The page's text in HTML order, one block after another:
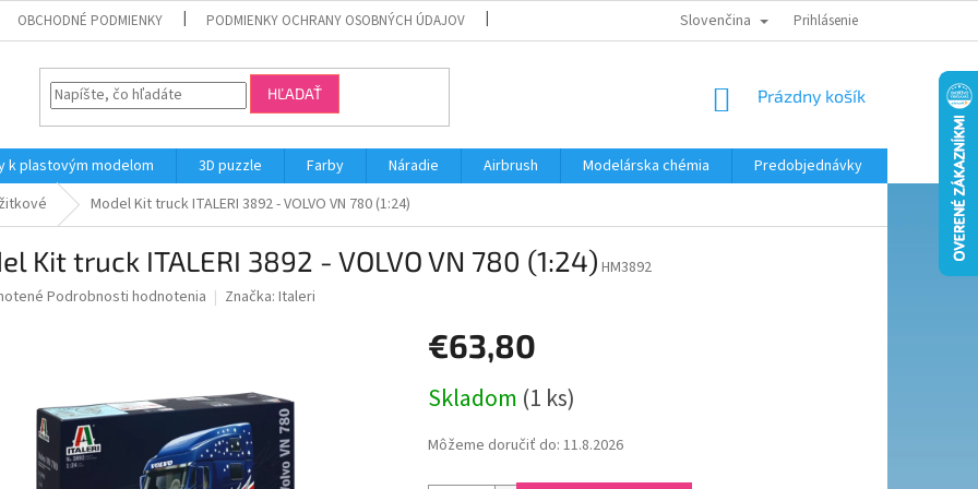
OBCHODNÉ PODMIENKY PODMIENKY OCHRANY OSOBNÝCH ÚDAJOV MODELÁRSKY KRÚŽOK
Slovenčina Prihlásenie
HĽADAŤ
NÁKUPNÝ
Prázdny košík
k plastovým modelom 3D puzzle Farby Náradie Airbrush Modelárska chémia
Predobjednávky
Model Kit truck ITALERI 3892 - VOLVO VN 780 (1:24)
Kit truck ITALERI 3892 - VOLVO VN 780 (1:24) HM3892
Podrobnosti hodnotenia Značka: Italeri
€63,80
cena:
Skladom (1 ks)
Môžeme doručiť do: 11.8.2026